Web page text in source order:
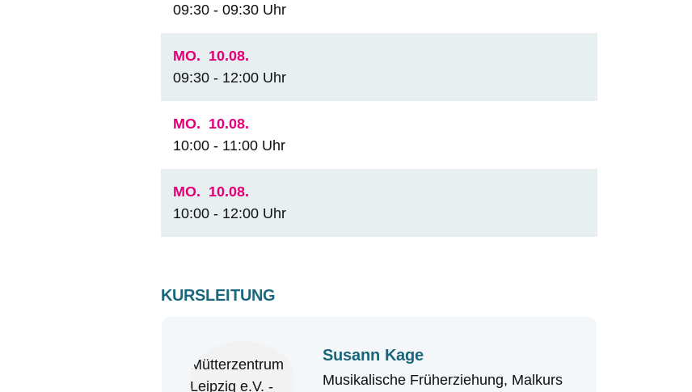
09:30 - 09:30 Uhr
MO. 10.08.
09:30 - 12:00 Uhr
MO. 10.08.
10:00 - 11:00 Uhr
MO. 10.08.
10:00 - 12:00 Uhr
KURSLEITUNG
Susann Kage
Musikalische Früherziehung, Malkurs